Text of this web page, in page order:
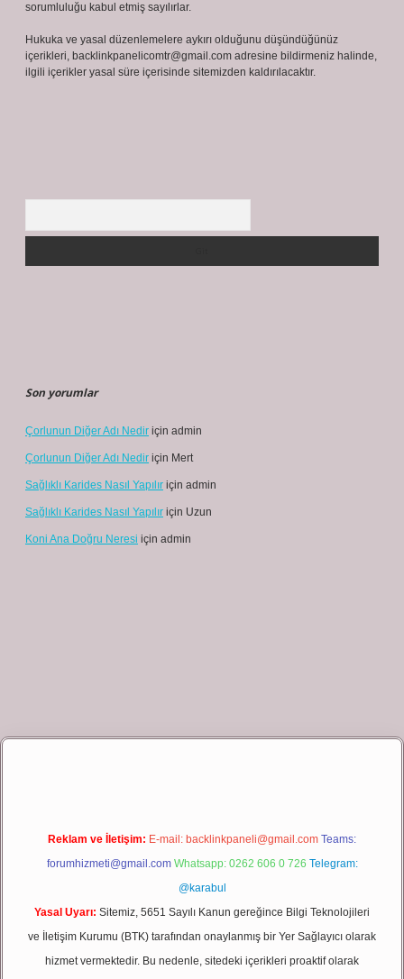
sorumluluğu kabul etmiş sayılırlar.
Hukuka ve yasal düzenlemelere aykırı olduğunu düşündüğünüz
içerikleri, backlinkpanelicomtr@gmail.com adresine bildirmeniz halinde,
ilgili içerikler yasal süre içerisinde sitemizden kaldırılacaktır.
Son yorumlar
Çorlunun Diğer Adı Nedir için admin
Çorlunun Diğer Adı Nedir için Mert
Sağlıklı Karides Nasıl Yapılır için admin
Sağlıklı Karides Nasıl Yapılır için Uzun
Koni Ana Doğru Neresi için admin
giriş
Reklam ve İletişim: E-mail: backlinkpaneli@gmail.com Teams:
forumhizmeti@gmail.com Whatsapp: 0262 606 0 726 Telegram:
@karabul
Yasal Uyarı: Sitemiz, 5651 Sayılı Kanun gereğince Bilgi Teknolojileri
ve İletişim Kurumu (BTK) tarafından onaylanmış bir Yer Sağlayıcı olarak
hizmet vermektedir. Bu nedenle, sitedeki içerikleri proaktif olarak